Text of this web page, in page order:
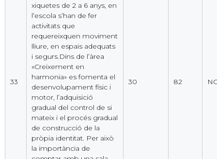
33
xiquetes de 2 a 6 anys, en
l’escola s’han de fer
activitats que
requereixquen moviment
lliure, en espais adequats
i segurs.Dins de l’àrea
«Creixement en
harmonia» es fomenta el
desenvolupament físic i
motor, l’adquisició
gradual del control de si
mateix i el procés gradual
de construcció de la
pròpia identitat. Per això
la importància de
30 82